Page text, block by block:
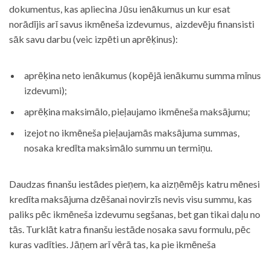
dokumentus, kas apliecina Jūsu ienākumus un kur esat
norādījis arī savus ikmēneša izdevumus, aizdevēju finansisti
sāk savu darbu (veic izpēti un aprēķinus):
aprēķina neto ienākumus (kopējā ienākumu summa mīnus
izdevumi);
aprēķina maksimālo, pieļaujamo ikmēneša maksājumu;
izejot no ikmēneša pieļaujamās maksājuma summas,
nosaka kredīta maksimālo summu un termiņu.
Daudzas finanšu iestādes pieņem, ka aizņēmējs katru mēnesi
kredīta maksājuma dzēšanai novirzīs nevis visu summu, kas
paliks pēc ikmēneša izdevumu segšanas, bet gan tikai daļu no
tās. Turklāt katra finanšu iestāde nosaka savu formulu, pēc
kuras vadīties. Jāņem arī vērā tas, ka pie ikmēneša